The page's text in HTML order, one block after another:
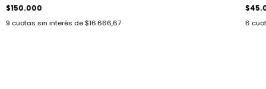
$150.000
9 cuotas sin interés de$16.666,67 6